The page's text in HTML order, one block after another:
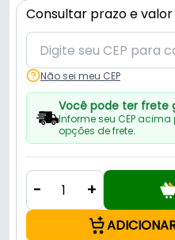
Consultar prazo e
Não sei meu CEP
Você pode ter frete
Informe seu CEP
opções de frete.
- +